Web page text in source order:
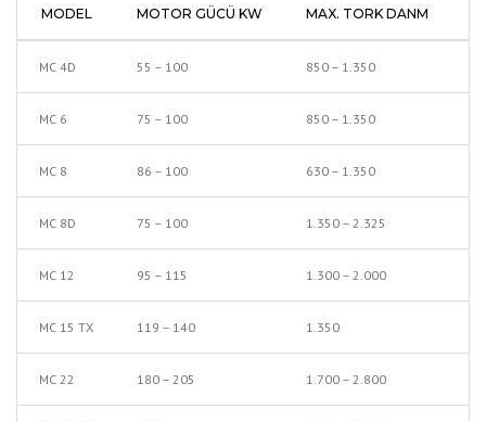
MODEL MOTOR GÜCÜ KW MAX. TORK DANM
MC 4D 55 – 100 850 – 1.350
MC 6 75 – 100 850 – 1.350
MC 8 86 – 100 630 – 1.350
MC 8D 75 – 100 1.350 – 2.325
MC 12 95 – 115 1.300 – 2.000
MC 15 TX 119 – 140 1.350
MC 22 180 – 205 1.700 – 2.800